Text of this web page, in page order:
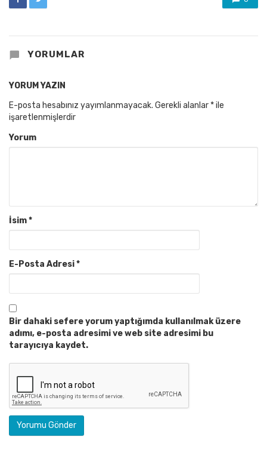
YORUMLAR
YORUM YAZIN
E-posta hesabınız yayımlanmayacak. Gerekli alanlar *ile
işaretlenmişlerdir
Yorum
İsim*
E-Posta Adresi*
Bir dahaki sefere yorum yaptığımda kullanılmak üzere
adımı, e-posta adresimi ve web site adresimi bu
tarayıcıya kaydet.